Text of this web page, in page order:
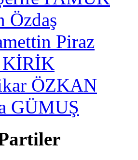
Özdaş
Piraz
KİRİK
ÖZKAN
GÜMUŞ